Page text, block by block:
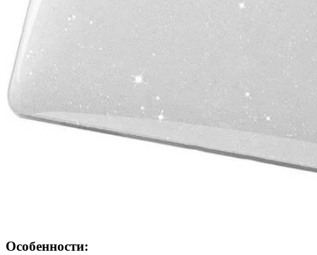
Особенности: